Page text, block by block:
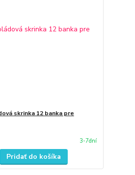
skrinka 12 banka pre
3-7dní
Pridať do košíka